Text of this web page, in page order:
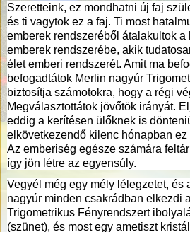
Szeretteink, ez mondhatni új faj
és ti vagytok ez a faj. Ti most
emberek rendszeréből átalakultok a
emberek rendszerébe, akik
élet emberi rendszerét. Amit ma
befogadtátok Merlin nagyúr
biztosítja számotokra, hogy a régi
Megválasztottátok jövőtök irányát.
eddig a kerítésen ülőknek is
elkövetkezendő kilenc hónapban
Az emberiség egésze számára
így jön létre az egyensúly.
Vegyél még egy mély lélegzetet, és
nagyúr minden csakrádban elkezdi
Trigometrikus Fényrendszert
(szünet), és most egy ametiszt